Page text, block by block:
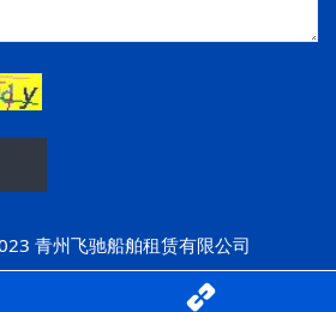
青州飞驰船舶租赁有限公司